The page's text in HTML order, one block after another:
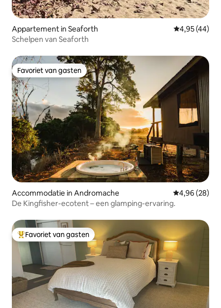
Appartement in Seaforth Gemiddelde
4,95 (44)
Schelpen van Seaforth
Favoriet van gasten
Favoriet van gasten
Accommodatie in Andromache Gemiddelde
4,96 (28)
De Kingfisher-ecotent – een glamping-ervaring.
Topfavoriet van gasten
Favoriet van gasten